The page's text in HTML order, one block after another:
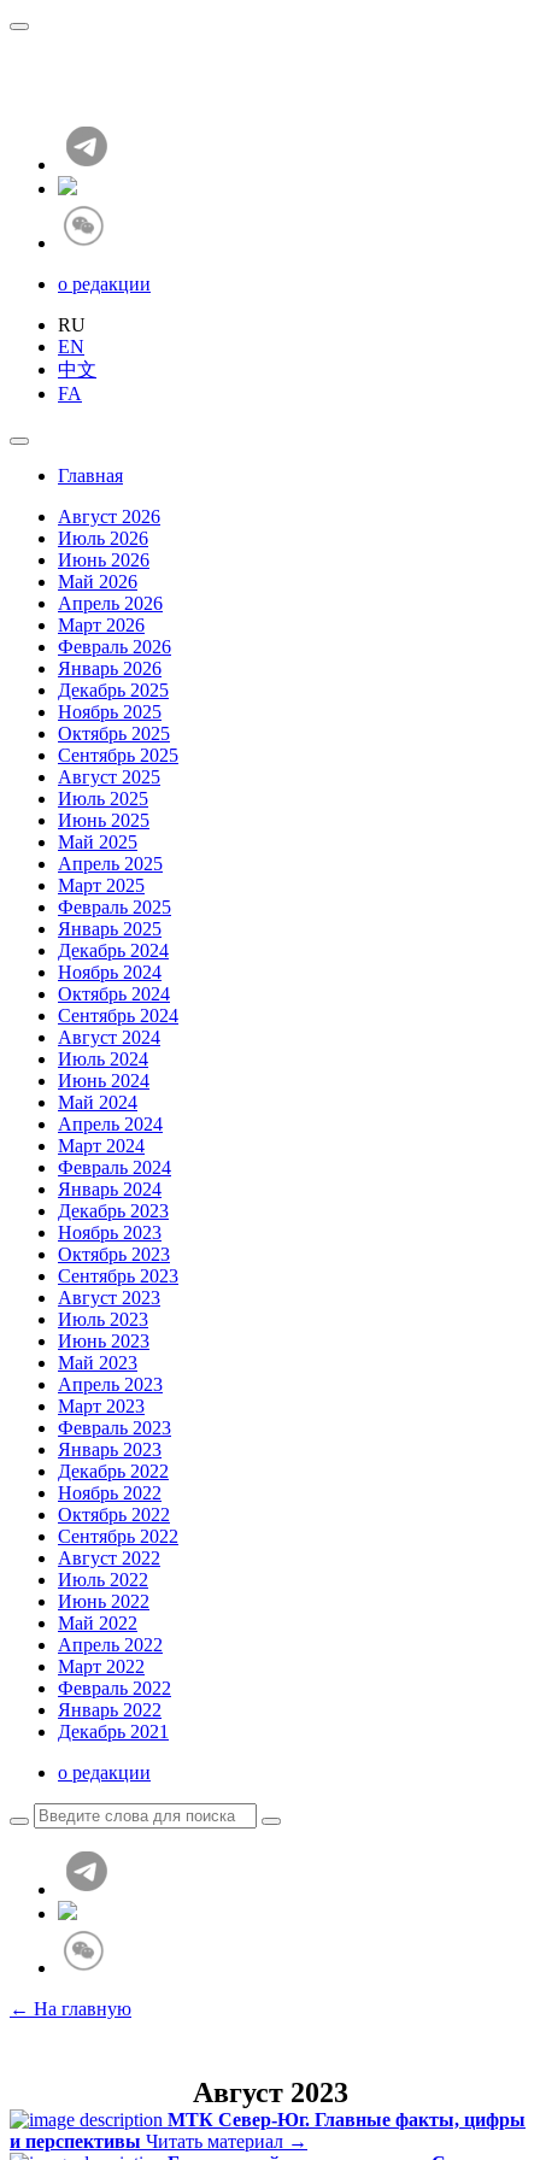
о редакции
RU
EN
中文
FA
Главная
Август 2026
Июль 2026
Июнь 2026
Май 2026
Апрель 2026
Март 2026
Февраль 2026
Январь 2026
Декабрь 2025
Ноябрь 2025
Октябрь 2025
Сентябрь 2025
Август 2025
Июль 2025
Июнь 2025
Май 2025
Апрель 2025
Март 2025
Февраль 2025
Январь 2025
Декабрь 2024
Ноябрь 2024
Октябрь 2024
Сентябрь 2024
Август 2024
Июль 2024
Июнь 2024
Май 2024
Апрель 2024
Март 2024
Февраль 2024
Январь 2024
Декабрь 2023
Ноябрь 2023
Октябрь 2023
Сентябрь 2023
Август 2023
Июль 2023
Июнь 2023
Май 2023
Апрель 2023
Март 2023
Февраль 2023
Январь 2023
Декабрь 2022
Ноябрь 2022
Октябрь 2022
Сентябрь 2022
Август 2022
Июль 2022
Июнь 2022
Май 2022
Апрель 2022
Март 2022
Февраль 2022
Январь 2022
Декабрь 2021
о редакции
← На главную
Август 2023
МТК Север-Юг. Главные факты, цифры
и перспективы Читать материал →